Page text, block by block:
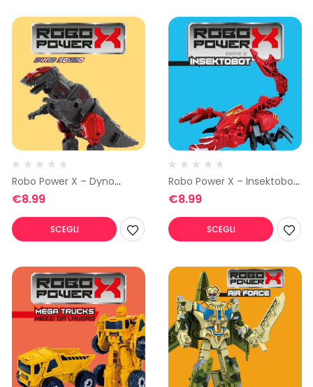
Robo Power X – Dyno
Squad 3
€8.99
SCEGLI
Robo Power X – Insektobot
2
€8.99
SCEGLI